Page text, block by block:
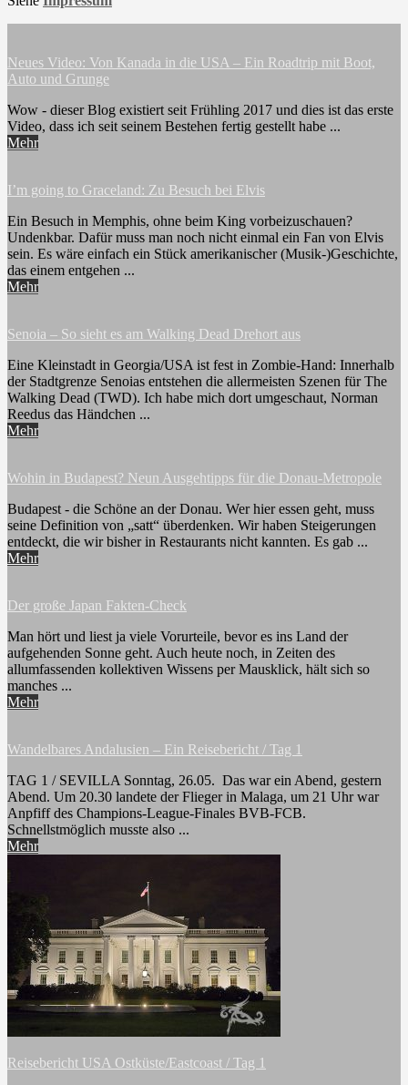
Neues Video: Von Kanada in die USA – Ein Roadtrip mit Boot,
Auto und Grunge
Wow - dieser Blog existiert seit Frühling 2017 und dies ist das erste
Video, dass ich seit seinem Bestehen fertig gestellt habe ...
Mehr
I’m going to Graceland: Zu Besuch bei Elvis
Ein Besuch in Memphis, ohne beim King vorbeizuschauen?
Undenkbar. Dafür muss man noch nicht einmal ein Fan von Elvis
sein. Es wäre einfach ein Stück amerikanischer (Musik-)Geschichte,
das einem entgehen ...
Mehr
Senoia – So sieht es am Walking Dead Drehort aus
Eine Kleinstadt in Georgia/USA ist fest in Zombie-Hand: Innerhalb
der Stadtgrenze Senoias entstehen die allermeisten Szenen für The
Walking Dead (TWD). Ich habe mich dort umgeschaut, Norman
Reedus das Händchen ...
Mehr
Wohin in Budapest? Neun Ausgehtipps für die Donau-Metropole
Budapest - die Schöne an der Donau. Wer hier essen geht, muss
seine Definition von „satt“ überdenken. Wir haben Steigerungen
entdeckt, die wir bisher in Restaurants nicht kannten. Es gab ...
Mehr
Der große Japan Fakten-Check
Man hört und liest ja viele Vorurteile, bevor es ins Land der
aufgehenden Sonne geht. Auch heute noch, in Zeiten des
allumfassenden kollektiven Wissens per Mausklick, hält sich so
manches ...
Mehr
Wandelbares Andalusien – Ein Reisebericht / Tag 1
TAG 1 / SEVILLA Sonntag, 26.05. Das war ein Abend, gestern
Abend. Um 20.30 landete der Flieger in Malaga, um 21 Uhr war
Anpfiff des Champions-League-Finales BVB-FCB.
Schnellstmöglich musste also ...
Mehr
Reisebericht USA Ostküste/Eastcoast / Tag 1